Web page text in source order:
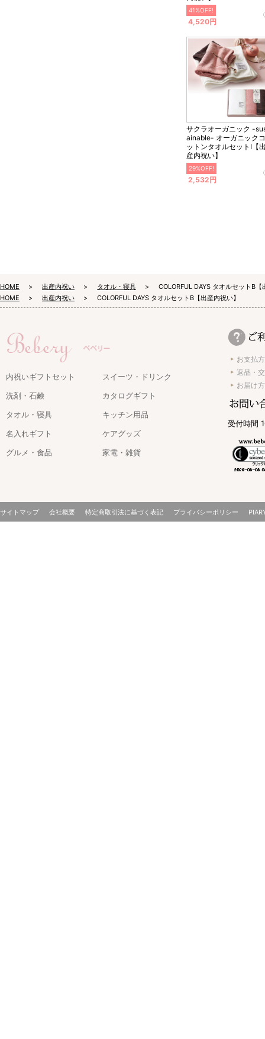
41%OFF!
4,520円
サクラオーガニック -
ainable- オーガニック
ットンタオルセットI【
産内祝い】
29%OFF!
2,532円
HOME 出産内祝い タオル・寝具
COLORFUL DAYS タオルセットB【
HOME
出産内祝い COLORFUL DAYS タオルセットB【出産内祝い】
内祝いギフトセット
スイーツ・ドリンク
洗剤・石鹸
カタログギフト
タオル・寝具
キッチン用品
名入れギフト
ケアグッズ
グルメ・食品
家電・雑貨
お支払
返品・
お届け
受付時間
サイトマップ 会社概要 特定商取引法に基づく表記 プライバシーポリシー